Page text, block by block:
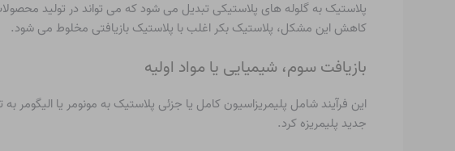
پلاستیک به گلوله های پلاستیکی تبدیل می شود که می تواند در تولید
کاهش این مشکل، پلاستیک بکر اغلب با پلاستیک بازیافتی مخلوط می شود.
بازیافت سوم، شیمیایی یا مواد اولیه
این فرآیند شامل پلیمریزاسیون کامل یا جزئی پلاستیک به مونومر یا
جدید پلیمریزه کرد.